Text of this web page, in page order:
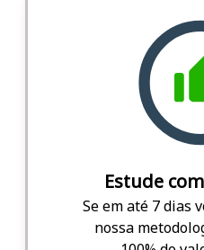
Estude
Se em até 7 dias
nossa